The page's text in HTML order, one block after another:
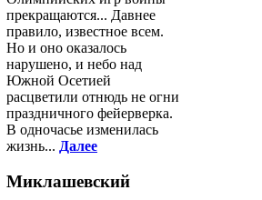
прекращаются... Давнее
правило, известное всем.
Но и оно оказалось
нарушено, и небо над
Южной Осетией
расцветили отнюдь не огни
праздничного фейерверка.
В одночасье изменилась
жизнь... Далее
Миклашевский